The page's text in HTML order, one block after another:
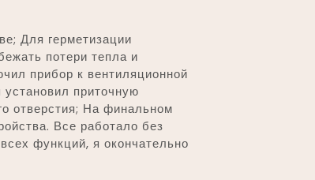
Для герметизации
потери тепла и
прибор к вентиляционной
приточную
отверстия; На финальном
Все работало без
функций, я окончательно